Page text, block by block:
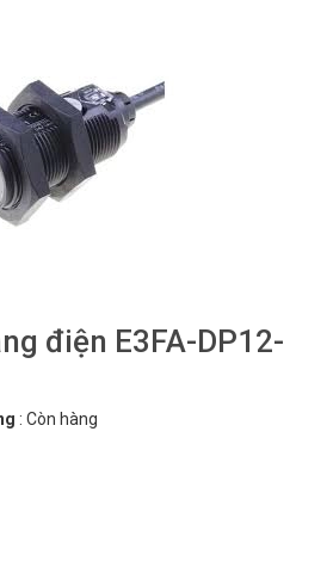
điện E3FA-DP12-
: Còn hàng